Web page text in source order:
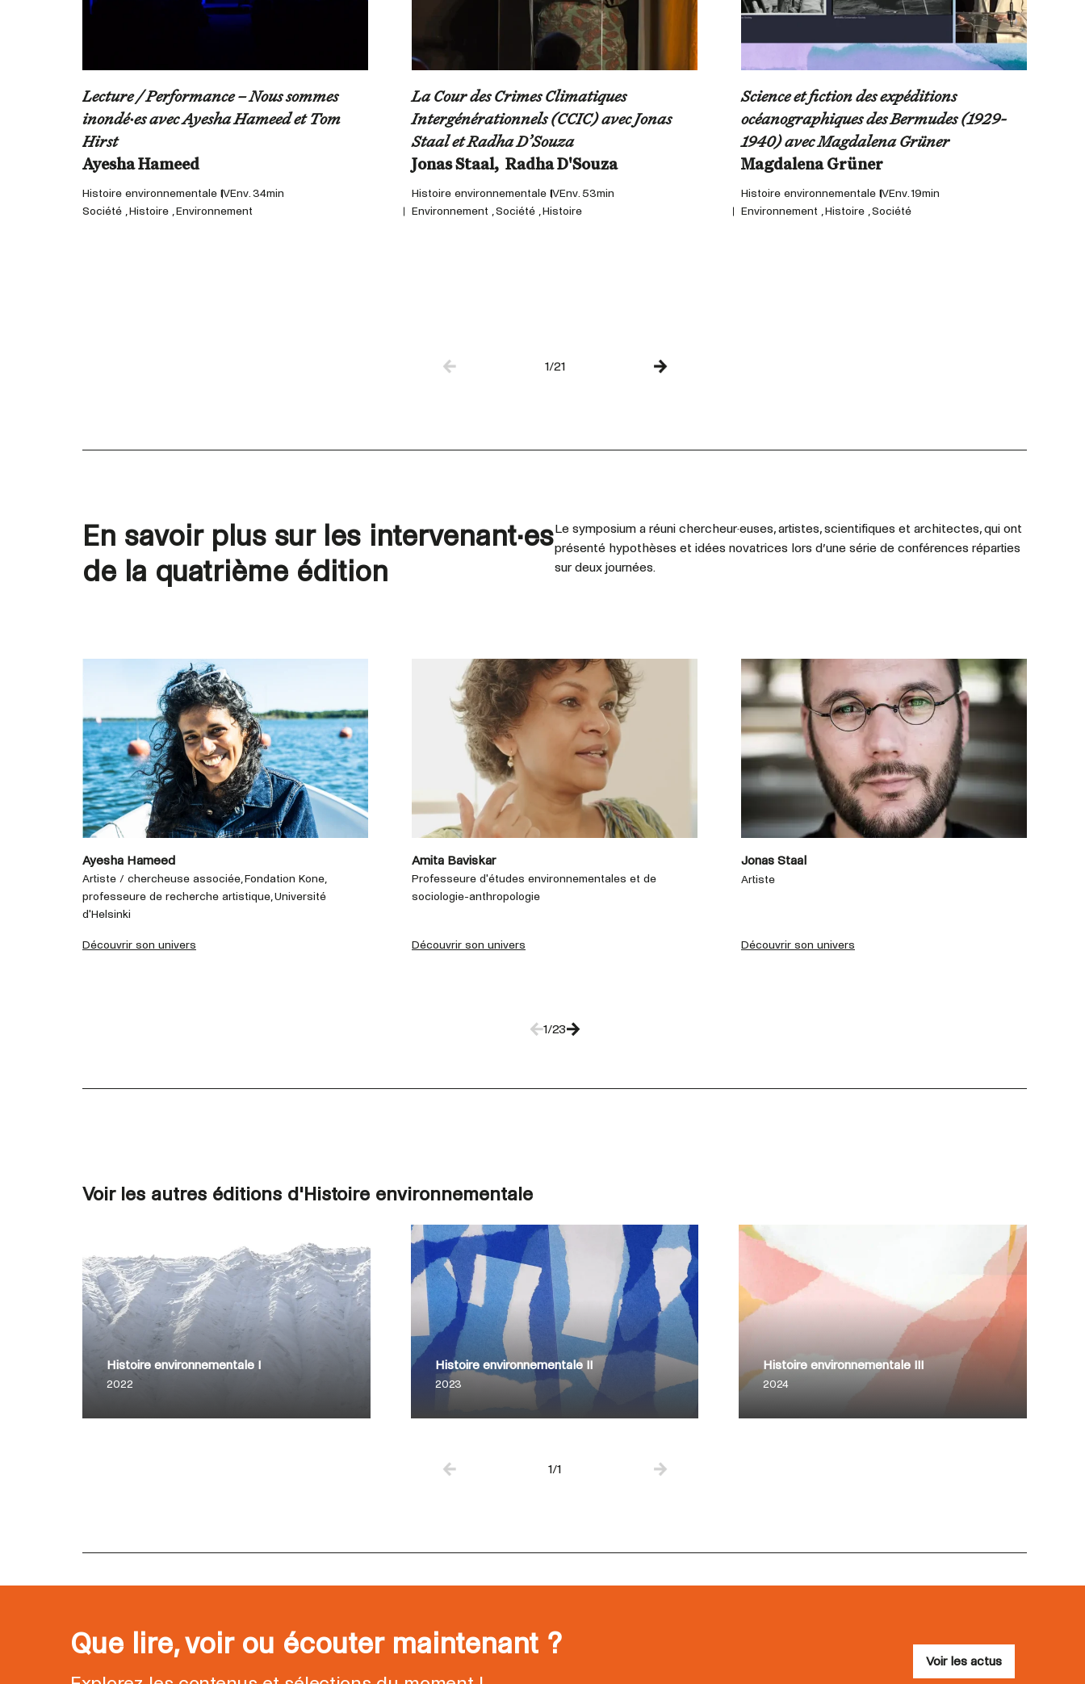
Lecture / Performance – Nous sommes
inondé·es avec Ayesha Hameed et Tom
Hirst
Histoire environnementale IVEnv. 34min
Société , Histoire , Environnement
La Cour des Crimes Climatiques
Intergénérationnels (CCIC) avec Jonas
Staal et Radha D’Souza
Histoire environnementale IVEnv. 53min
Environnement , Société , Histoire
Science et fiction des expéditions
océanographiques des Bermudes (1929-
1940) avec Magdalena Grüner
Histoire environnementale IVEnv. 19min
Environnement , Histoire , Société
1/21
En savoir plus sur les intervenant·es
de la quatrième édition
Le symposium a réuni chercheur·euses, artistes, scientifiques et architectes, qui ont
présenté hypothèses et idées novatrices lors d’une série de conférences réparties
sur deux journées.
Ayesha Hameed
Artiste / chercheuse associée, Fondation Kone,
professeure de recherche artistique, Université
d'Helsinki
Découvrir son univers
Amita Baviskar
Professeure d'études environnementales et de
sociologie-anthropologie
Découvrir son univers
Jonas Staal
Artiste
Découvrir son univers
1/23
Voir les autres éditions d'Histoire environnementale
Histoire environnementale I
2022
Histoire environnementale II
2023
Histoire environnementale III
2024
1/1
Que lire, voir ou écouter maintenant ?
Voir les actus